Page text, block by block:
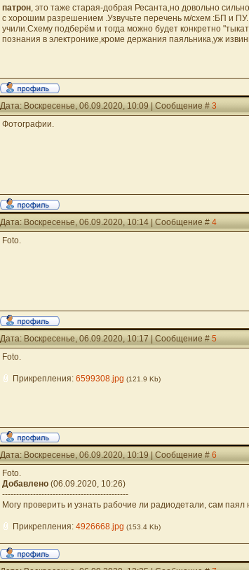
патрон, это таже старая-добрая Ресанта,но довольно
с хорошим разрешением .Узвучьте перечень м/схем :БП и
учили.Схему подберём и тогда можно будет конкретно
познания в электронике,кроме держания паяльника,уж
Дата: Воскресенье, 06.09.2020, 10:09 | Сообщение #3
Фотографии.
Дата: Воскресенье, 06.09.2020, 10:14 | Сообщение #4
Foto.
Дата: Воскресенье, 06.09.2020, 10:17 | Сообщение #5
Foto.
Прикрепления: 6599308.jpg (121.9 Kb)
Дата: Воскресенье, 06.09.2020, 10:19 | Сообщение #6
Foto.
Добавлено (06.09.2020, 10:26)
---------------------------------------------
Могу проверить и узнать рабочие ли радиодетали, сам
Прикрепления: 4926668.jpg (153.4 Kb)